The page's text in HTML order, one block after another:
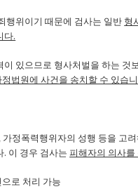
행위이기 때문에 검사는 일반 형
다.
있으므로 형사처벌을 하는 것
법원에 사건을 송치할 수 있습
정폭력행위자의 성행 등을 고
. 이 경우 검사는피해자의 의사를
로 처리 가능